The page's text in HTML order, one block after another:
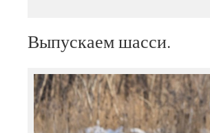
Выпускаем шасси.